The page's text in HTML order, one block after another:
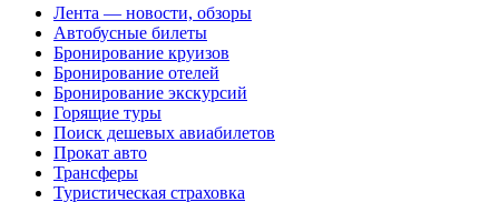
Лента — новости, обзоры
Автобусные билеты
Бронирование круизов
Бронирование отелей
Бронирование экскурсий
Горящие туры
Поиск дешевых авиабилетов
Прокат авто
Трансферы
Туристическая страховка